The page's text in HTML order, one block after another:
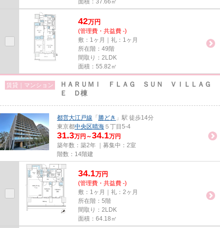
面積：37.66㎡
42万円
(管理費・共益費 -)
敷：1ヶ月｜礼：1ヶ月
所在階：49階
間取り：2LDK
面積：55.82㎡
賃貸｜マンション
ＨＡＲＵＭＩ ＦＬＡＧ ＳＵＮ ＶＩＬＬＡＧ
Ｅ Ｄ棟
都営大江戸線 「 勝どき 」駅 徒歩14分
東京都中央区晴海 ５丁目5-4
31.3万円～34.1万円
築年数：築2年 ｜募集中： 2室
階数：14階建
34.1万円
(管理費・共益費 -)
敷：1ヶ月｜礼：2ヶ月
所在階：5階
間取り：2LDK
面積：64.18㎡